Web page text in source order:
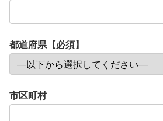
都道府県【必須】
市区町村